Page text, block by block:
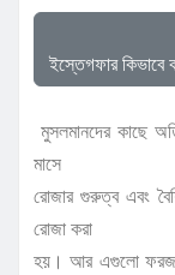
ইস্তেগফার কিভাবে
মুসলমানদের কাছে
মাসে
রোজার গুরুত্ব এবং
রোজা করা
হয়। আর এগুলো ফরজ